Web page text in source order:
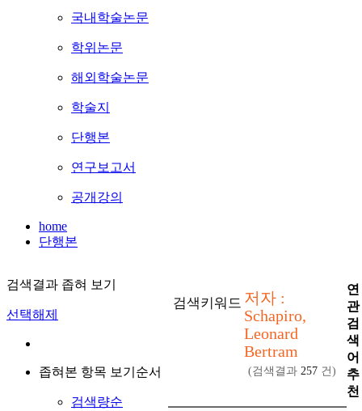
국내학술논문
학위논문
해외학술논문
학술지
단행본
연구보고서
공개강의
home
단행본
검색결과 좁혀 보기
선택해제
좁혀본 항목 보기순서
검색량순
검색키워드 저자 :
Schapiro,
Leonard
Bertram
(검색결과 257 건)
연
관
검
색
어
추
천